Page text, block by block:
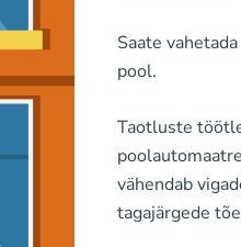
Saate
pool.
Taotluste
vähendab
tagajärgede